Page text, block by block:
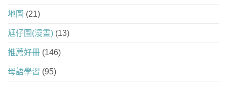
地圖 (21)
尪仔圖(漫畫) (13)
推薦好冊 (146)
母語學習 (95)